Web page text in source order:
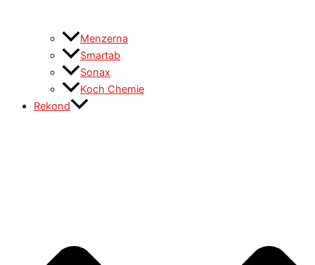
Menzerna
Smartab
Sonax
Koch Chemie
Rekond